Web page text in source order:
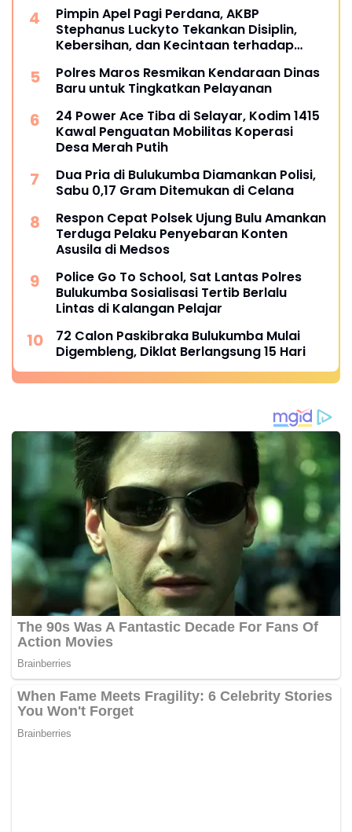
Pimpin Apel Pagi Perdana, AKBP
Stephanus Luckyto Tekankan Disiplin,
Kebersihan, dan Kecintaan terhadap
Polres Maros Resmikan Kendaraan Dinas
Baru untuk Tingkatkan Pelayanan
24 Power Ace Tiba di Selayar, Kodim 1415
Kawal Penguatan Mobilitas Koperasi
Desa Merah Putih
Dua Pria di Bulukumba Diamankan Polisi,
Sabu 0,17 Gram Ditemukan di Celana
Respon Cepat Polsek Ujung Bulu Amankan
Terduga Pelaku Penyebaran Konten
Asusila di Medsos
Police Go To School, Sat Lantas Polres
Bulukumba Sosialisasi Tertib Berlalu
Lintas di Kalangan Pelajar
72 Calon Paskibraka Bulukumba Mulai
Digembleng, Diklat Berlangsung 15 Hari